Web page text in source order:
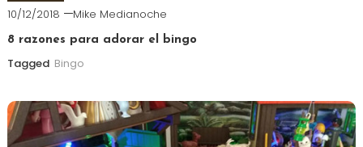
10/12/2018 Mike Medianoche
8 razones para adorar el bingo
Tagged Bingo